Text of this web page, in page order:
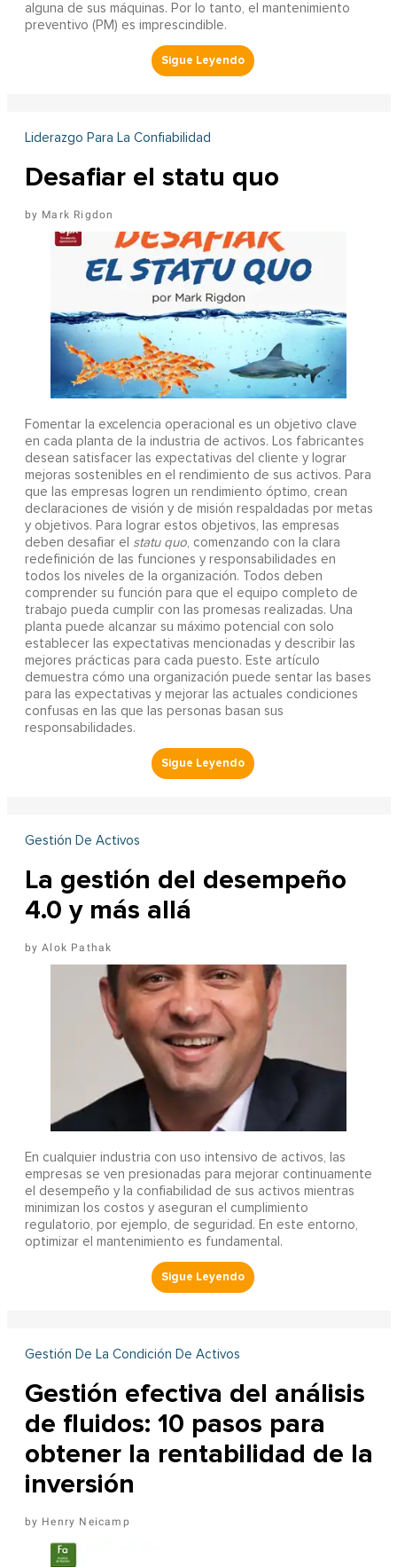
alguna de sus máquinas. Por lo tanto, el mantenimiento
preventivo (PM) es imprescindible.
Liderazgo Para La Confiabilidad
Desafiar el statu quo
Mark Rigdon
Fomentar la excelencia operacional es un objetivo clave
en cada planta de la industria de activos. Los fabricantes
desean satisfacer las expectativas del cliente y lograr
mejoras sostenibles en el rendimiento de sus activos. Para
que las empresas logren un rendimiento óptimo, crean
declaraciones de visión y de misión respaldadas por metas
y objetivos. Para lograr estos objetivos, las empresas
deben desafiar el statu quo, comenzando con la clara
redefinición de las funciones y responsabilidades en
todos los niveles de la organización. Todos deben
comprender su función para que el equipo completo de
trabajo pueda cumplir con las promesas realizadas. Una
planta puede alcanzar su máximo potencial con solo
establecer las expectativas mencionadas y describir las
mejores prácticas para cada puesto. Este artículo
demuestra cómo una organización puede sentar las bases
para las expectativas y mejorar las actuales condiciones
confusas en las que las personas basan sus
responsabilidades.
Gestión De Activos
La gestión del desempeño
4.0 y más allá
Alok Pathak
En cualquier industria con uso intensivo de activos, las
empresas se ven presionadas para mejorar continuamente
el desempeño y la confiabilidad de sus activos mientras
minimizan los costos y aseguran el cumplimiento
regulatorio, por ejemplo, de seguridad. En este entorno,
optimizar el mantenimiento es fundamental.
Gestión De La Condición De Activos
Gestión efectiva del análisis
de fluidos: 10 pasos para
obtener la rentabilidad de la
inversión
Henry Neicamp